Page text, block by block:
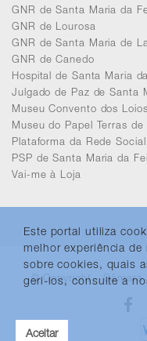
Este portal utiliza
melhor experiência de
sobre cookies, quais
geri-los, consulte a
Aceitar
GNR de Santa Maria da
GNR de Lourosa
GNR de Santa Maria de
GNR de Canedo
Hospital de Santa Maria
Julgado de Paz de Santa
Museu Convento dos Loios
Museu do Papel Terras de
Plataforma da Rede
PSP de Santa Maria da
Vai-me à Loja
© Copyright - Câmara